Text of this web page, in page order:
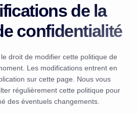
de la
confidentialité
droit de modifier cette politique de
Les modifications entrent en
sur cette page. Nous vous
régulièrement cette politique pour
des éventuels changements.